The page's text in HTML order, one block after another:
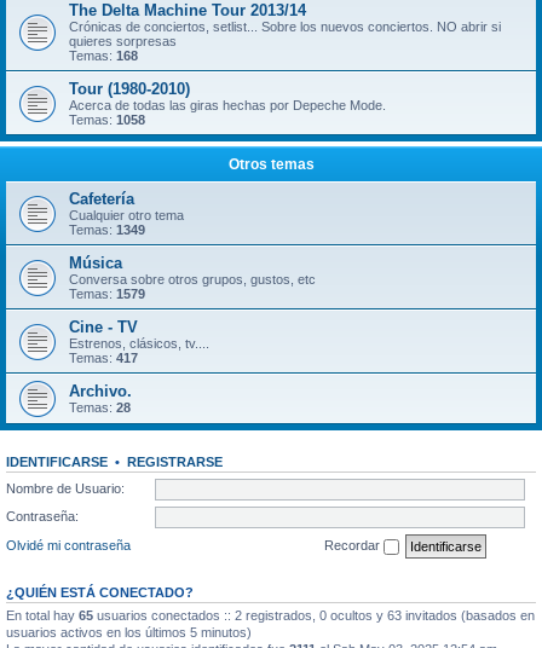
The Delta Machine Tour 2013/14
Crónicas de conciertos, setlist... Sobre los nuevos conciertos. NO abrir si
quieres sorpresas
Temas: 168
Tour (1980-2010)
Acerca de todas las giras hechas por Depeche Mode.
Temas: 1058
Otros temas
Cafetería
Cualquier otro tema
Temas: 1349
Música
Conversa sobre otros grupos, gustos, etc
Temas: 1579
Cine - TV
Estrenos, clásicos, tv....
Temas: 417
Archivo.
Temas: 28
IDENTIFICARSE • REGISTRARSE
Nombre de Usuario:
Contraseña:
Olvidé mi contraseña
Recordar
¿QUIÉN ESTÁ CONECTADO?
En total hay 65 usuarios conectados :: 2 registrados, 0 ocultos y 63 invitados (basados en
usuarios activos en los últimos 5 minutos)